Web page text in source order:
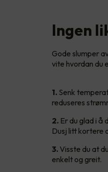
Ingen
Gode slumper
vite hvordan du
1. Senk
reduseres
2. Er du glad i å
Dusj litt kortere
3. Visste du at
enkelt og greit.